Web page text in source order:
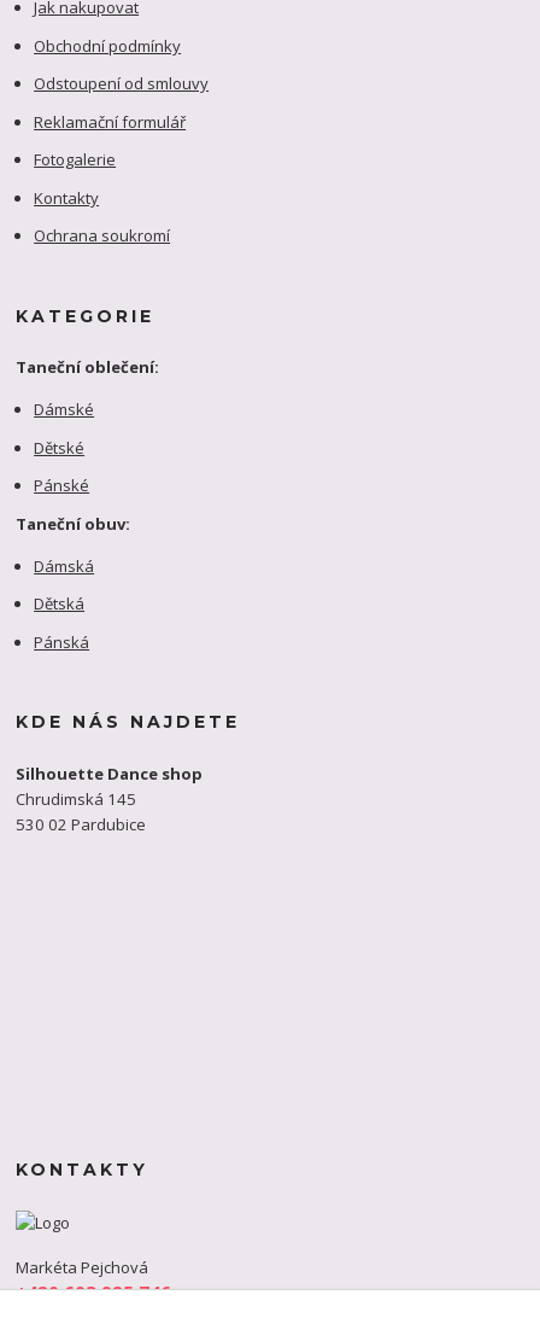
Jak nakupovat
Obchodní podmínky
Odstoupení od smlouvy
Reklamační formulář
Fotogalerie
Kontakty
Ochrana soukromí
KATEGORIE
Taneční oblečení:
Dámské
Dětské
Pánské
Taneční obuv:
Dámská
Dětská
Pánská
KDE NÁS NAJDETE
Silhouette Dance shop
Chrudimská 145
530 02 Pardubice
KONTAKTY
Markéta Pejchová
+420 603 925 746